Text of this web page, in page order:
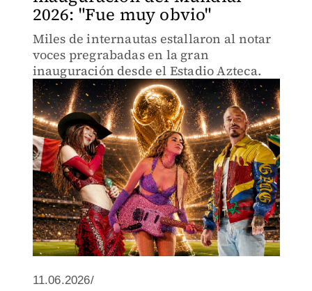
2026: "Fue muy obvio"
Miles de internautas estallaron al notar
voces pregrabadas en la gran
inauguración desde el Estadio Azteca.
11.06.2026/